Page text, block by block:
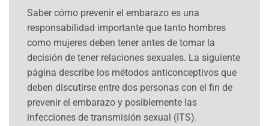
Saber cómo prevenir el embarazo es una
responsabilidad importante que tanto hombres
como mujeres deben tener antes de tomar la
decisión de tener relaciones sexuales. La siguiente
página describe los métodos anticonceptivos que
deben discutirse entre dos personas con el fin de
prevenir el embarazo y posiblemente las
infecciones de transmisión sexual (ITS).